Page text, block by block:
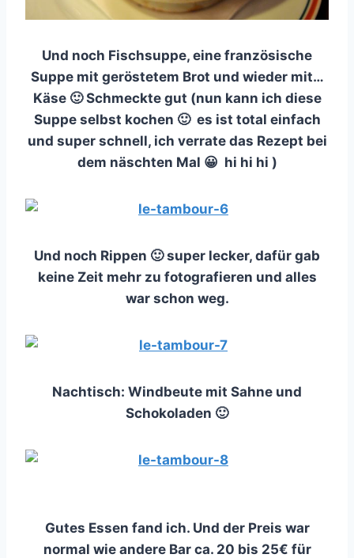
Und noch Fischsuppe, eine französische
Suppe mit geröstetem Brot und wieder mit…
Käse 🙂 Schmeckte gut (nun kann ich diese
Suppe selbst kochen 🙂 es ist total einfach
und super schnell, ich verrate das Rezept bei
dem näschten Mal 😀 hi hi hi )
Und noch Rippen 🙂 super lecker, dafür gab
keine Zeit mehr zu fotografieren und alles
war schon weg.
Nachtisch: Windbeute mit Sahne und
Schokoladen 🙂
Gutes Essen fand ich. Und der Preis war
normal wie andere Bar ca. 20 bis 25€ für